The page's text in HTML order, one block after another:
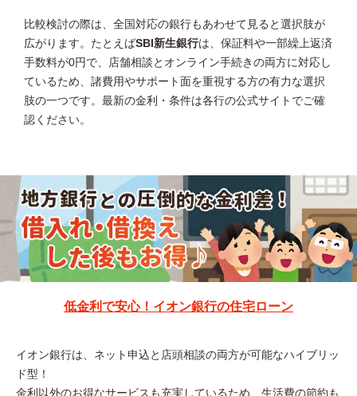
比較検討の際は、全国対応の銀行もあわせて見ると選択肢が
広がります。たとえばSBI新生銀行は、保証料や一部繰上返済
手数料が0円で、店舗相談とオンライン手続きの両方に対応し
ているため、諸費用やサポート面を重視する方の有力な選択
肢の一つです。最新の金利・条件は各行の公式サイトでご確
認ください。
低金利で安心！イオン銀行の住宅ローン
イオン銀行は、ネット申込と店頭相談の両方が可能なハイブリッ
ド型！
金利以外のお得なサービスも充実しているため、生活費の節約も